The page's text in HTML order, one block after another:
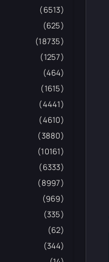
(6513)
(625)
(18735)
(1257)
(464)
(1615)
(4441)
(4610)
(3880)
(10161)
(6333)
(8997)
(969)
(335)
(62)
(344)